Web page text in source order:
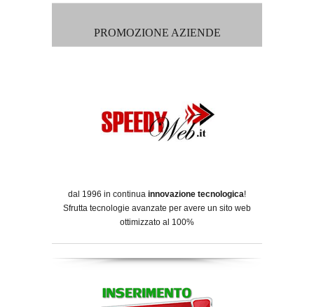
PROMOZIONE AZIENDE
dal 1996 in continua innovazione tecnologica!
Sfrutta tecnologie avanzate per avere un sito web
ottimizzato al 100%